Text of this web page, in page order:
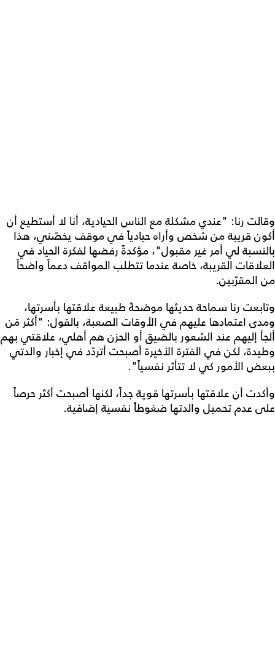
وقالت رنا: "عندي مشكلة مع الناس الحيادية، أنا لا أستطيع أن
أكون قريبة من شخص وأراه حيادياً في موقف يخصّني، هذا
بالنسبة لي أمر غير مقبول"، مؤكدةً رفضها لفكرة الحياد في
العلاقات القريبة، خاصة عندما تتطلب المواقف دعماً واضحاً
من المقرّبين.
وتابعت رنا سماحة حديثها موضحةً طبيعة علاقتها بأسرتها،
ومدى اعتمادها عليهم في الأوقات الصعبة، بالقول: "أكثر مَن
ألجأ إليهم عند الشعور بالضيق أو الحزن هم أهلي، علاقتي بهم
وطيدة، لكن في الفترة الأخيرة أصبحت أتردّد في إخبار والدتي
ببعض الأمور كي لا تتأثر نفسياً".
وأكدت أن علاقتها بأسرتها قوية جداً، لكنها أصبحت أكثر حرصاً
على عدم تحميل والدتها ضغوطاً نفسية إضافية.